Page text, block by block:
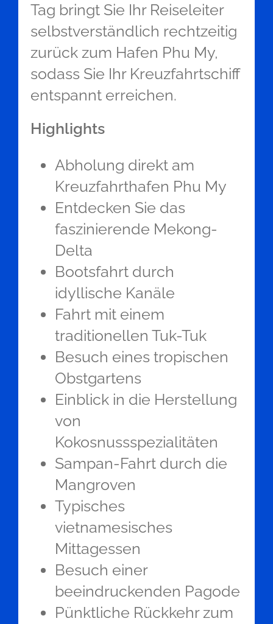
Tag bringt Sie Ihr Reiseleiter
selbstverständlich rechtzeitig
zurück zum Hafen Phu My,
sodass Sie Ihr Kreuzfahrtschiff
entspannt erreichen.
Highlights
Abholung direkt am
Kreuzfahrthafen Phu My
Entdecken Sie das
faszinierende Mekong-
Delta
Bootsfahrt durch
idyllische Kanäle
Fahrt mit einem
traditionellen Tuk-Tuk
Besuch eines tropischen
Obstgartens
Einblick in die Herstellung
von
Kokosnussspezialitäten
Sampan-Fahrt durch die
Mangroven
Typisches
vietnamesisches
Mittagessen
Besuch einer
beeindruckenden Pagode
Pünktliche Rückkehr zum